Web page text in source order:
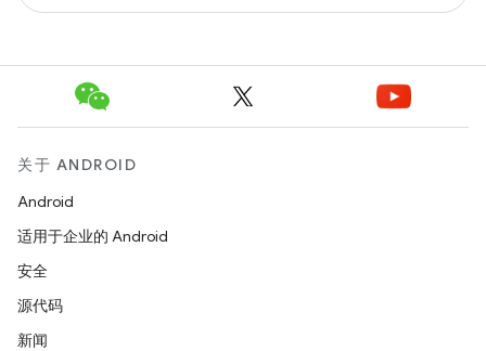
关于 ANDROID
Android
适用于企业的 Android
安全
源代码
新闻